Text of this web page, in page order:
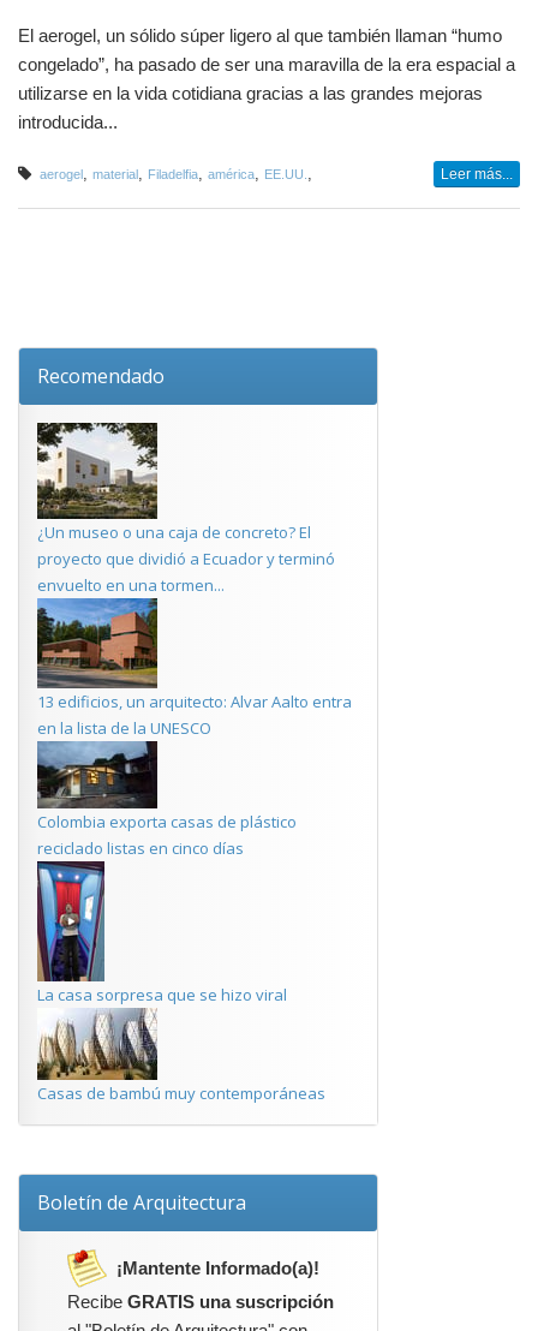
El aerogel, un sólido súper ligero al que también llaman “humo
congelado”, ha pasado de ser una maravilla de la era espacial a
utilizarse en la vida cotidiana gracias a las grandes mejoras
introducida...
aerogel , material , Filadelfia, américa, EE.UU. , Leer más...
Recomendado
¿Un museo o una caja de concreto? El
proyecto que dividió a Ecuador y terminó
envuelto en una tormen...
13 edificios, un arquitecto: Alvar Aalto entra
en la lista de la UNESCO
Colombia exporta casas de plástico
reciclado listas en cinco días
La casa sorpresa que se hizo viral
Casas de bambú muy contemporáneas
Boletín de Arquitectura
¡Mantente Informado(a)!
Recibe GRATIS una suscripción